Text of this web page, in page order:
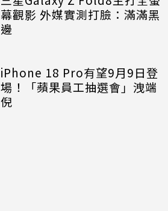
幕觀影 外媒實測打臉：滿滿黑
邊
iPhone 18 Pro有望9月9日登
場！「蘋果員工抽選會」洩端
倪